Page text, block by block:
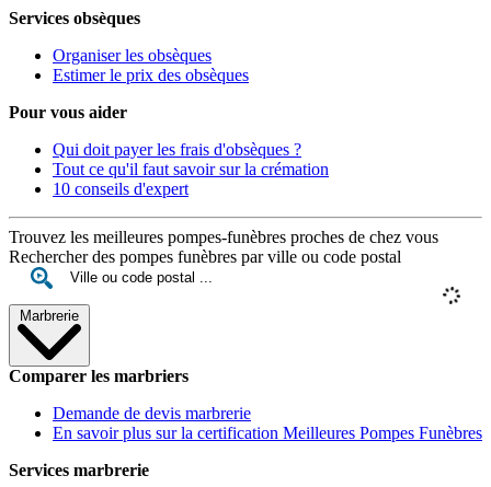
Services obsèques
Organiser les obsèques
Estimer le prix des obsèques
Pour vous aider
Qui doit payer les frais d'obsèques ?
Tout ce qu'il faut savoir sur la crémation
10 conseils d'expert
Trouvez les meilleures pompes-funèbres proches de chez vous
Rechercher des pompes funèbres par ville ou code postal
Marbrerie
Comparer les marbriers
Demande de devis marbrerie
En savoir plus sur la certification Meilleures Pompes Funèbres
Services marbrerie